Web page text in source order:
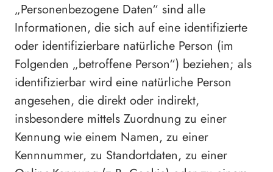
„Personenbezogene Daten“ sind alle
Informationen, die sich auf eine identifizierte
oder identifizierbare natürliche Person (im
Folgenden „betroffene Person“) beziehen; als
identifizierbar wird eine natürliche Person
angesehen, die direkt oder indirekt,
insbesondere mittels Zuordnung zu einer
Kennung wie einem Namen, zu einer
Kennnummer, zu Standortdaten, zu einer